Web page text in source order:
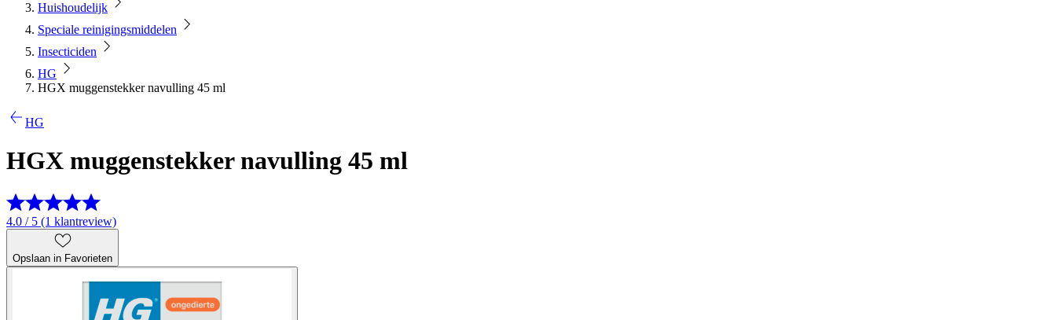
Huishoudelijk
Speciale reinigingsmiddelen
Insecticiden
HG
HGX muggenstekker navulling 45 ml
HG
HGX muggenstekker navulling 45 ml
4.0 / 5 (1 klantreview)
Opslaan in Favorieten